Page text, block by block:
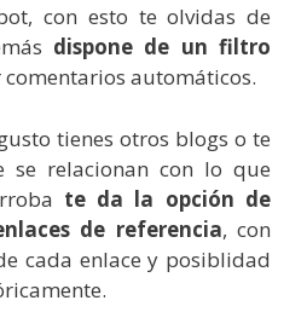
con esto te olvidas de
dispone de un filtro
automáticos.
tienes otros blogs o te
se relacionan con lo que
te da la opción de
de referencia, con
cada enlace y posiblidad